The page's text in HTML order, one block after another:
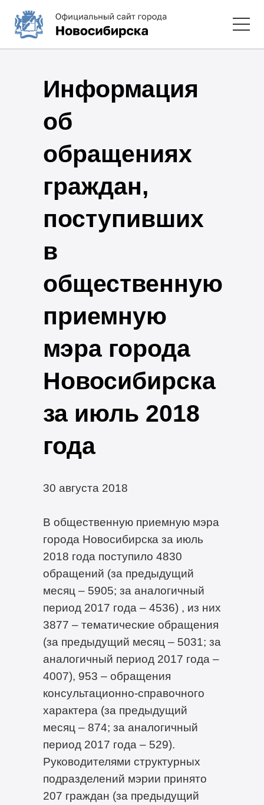
Информация
об
обращениях
граждан,
поступивших
в
общественную
приемную
мэра города
Новосибирска
за июль 2018
года
30 августа 2018
В общественную приемную мэра
города Новосибирска за июль
2018 года поступило 4830
обращений (за предыдущий
месяц – 5905; за аналогичный
период 2017 года – 4536) , из них
3877 – тематические обращения
(за предыдущий месяц – 5031; за
аналогичный период 2017 года –
4007), 953 – обращения
консультационно-справочного
характера (за предыдущий
месяц – 874; за аналогичный
период 2017 года – 529).
Руководителями структурных
подразделений мэрии принято
207 граждан (за предыдущий